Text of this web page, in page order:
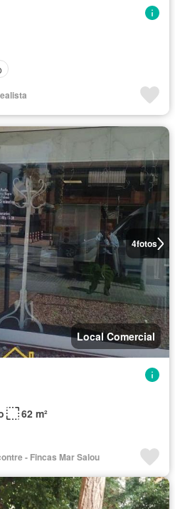
4fotos
Local Comercial
62 m²
- Fincas Mar Salou